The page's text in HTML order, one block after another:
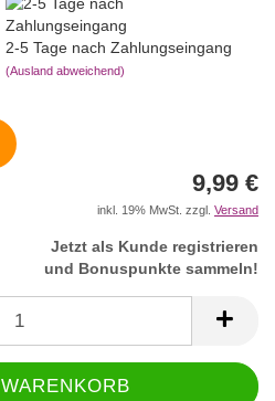
2-5 Tage nach Zahlungseingang
(Ausland abweichend)
9,99 €
inkl. 19% MwSt. zzgl. Versand
Jetzt als Kunde registrieren
und Bonuspunkte sammeln!